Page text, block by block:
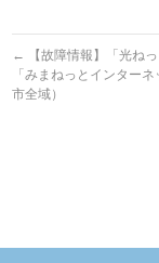
←
【故障情報】「光ね
「みまねっとインター
市全域）